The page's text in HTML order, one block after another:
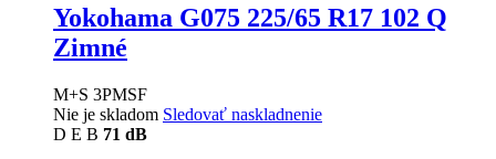
Yokohama G075 225/65 R17 102 Q
Zimné
M+S 3PMSF
Nie je skladom Sledovať naskladnenie
D E B 71 dB